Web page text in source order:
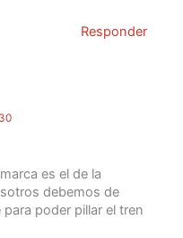
Responder
es el de la
debemos de
poder pillar el tren